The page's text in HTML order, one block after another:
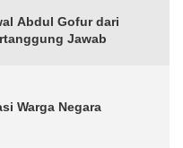
Abdul Gofur dari
Jawab
Warga Negara